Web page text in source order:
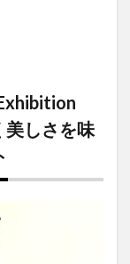
美しさを味